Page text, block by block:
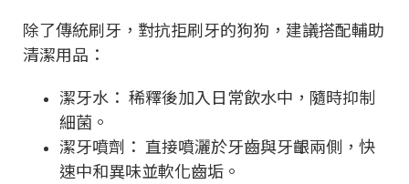
除了傳統刷牙，對抗拒刷牙的狗狗，建議搭配輔助
清潔用品：
潔牙水： 稀釋後加入日常飲水中，隨時抑制
細菌。
潔牙噴劑： 直接噴灑於牙齒與牙齦兩側，快
速中和異味並軟化齒垢。